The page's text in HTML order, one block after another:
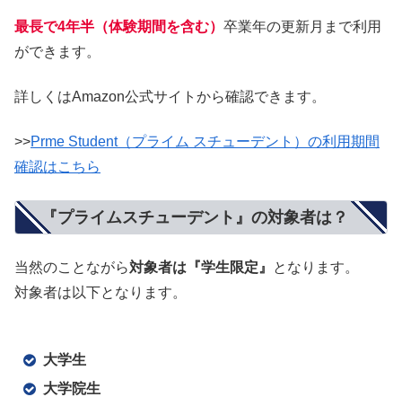
最長で4年半（体験期間を含む） 卒業年の更新月まで利用
ができます。
詳しくはAmazon公式サイトから確認できます。
>>Prme Student（プライム スチューデント）の利用期間
確認はこちら
『プライムスチューデント』の対象者は？
当然のことながら対象者は『学生限定』
となります。
対象者は以下となります。
大学生
大学院生